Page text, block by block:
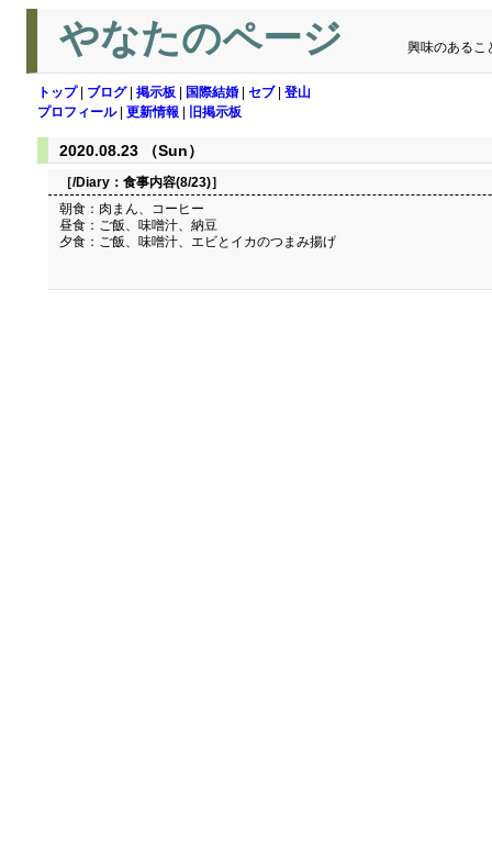
やなたのページ 興味のあるこ
トップ| ブログ| 掲示板 国際結婚 セブ| 登山
プロフィール| 更新情報 旧掲示板
2020.08.23 （Sun）
［/Diary： 食事内容(8/23)］
朝食：肉まん、コーヒー
昼食：ご飯、味噌汁、納豆
夕食：ご飯、味噌汁、エビとイカのつまみ揚げ